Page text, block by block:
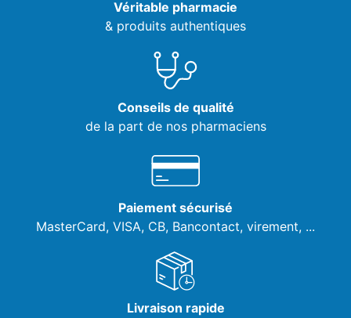
Véritable pharmacie
& produits authentiques
Conseils de qualité
de la part de nos pharmaciens
Paiement sécurisé
MasterCard, VISA, CB, Bancontact, virement, ...
Livraison rapide